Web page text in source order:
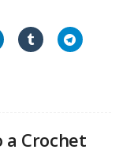
a Crochet